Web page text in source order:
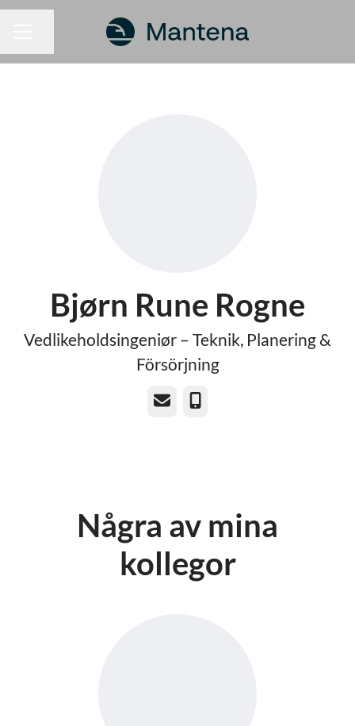
Bjørn Rune Rogne
Vedlikeholdsingeniør – Teknik, Planering &
Försörjning
E-post Telefon
Några av mina
kollegor